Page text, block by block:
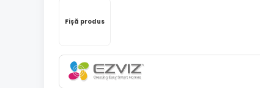
Fișă produs